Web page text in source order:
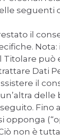
seguenti
il
Nota:
può
Dati
il
delle
Fino
opponga
non è